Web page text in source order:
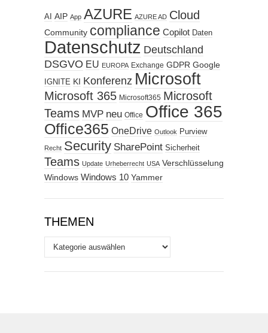
AI AIP App AZURE AZURE AD Cloud
Community compliance Copilot Daten
Datenschutz Deutschland
DSGVO EU EUROPA Exchange GDPR Google
IGNITE KI Konferenz Microsoft
Microsoft 365 Microsoft365 Microsoft
Teams MVP neu Office Office 365
Office365 OneDrive Outlook Purview
Recht Security SharePoint Sicherheit
Teams Update Urheberrecht USA Verschlüsselung
Windows Windows 10 Yammer
THEMEN
Themen